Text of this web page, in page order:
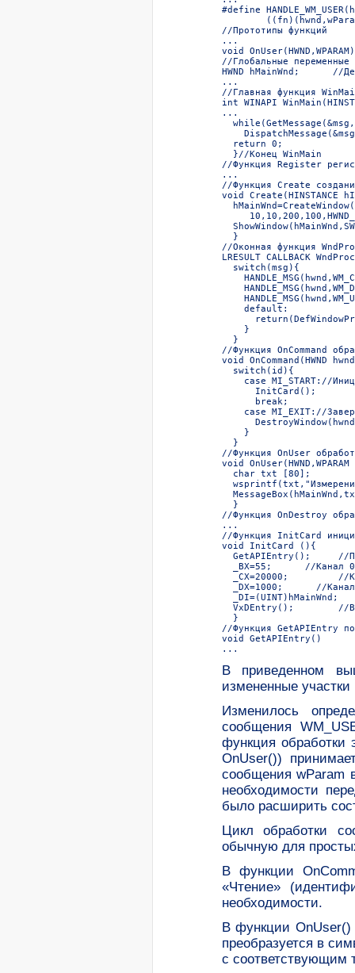
#define
((fn)(hwnd,wParam),
//Прототипы функций
...
void
//Глобальные
HWND hMainWnd;
...
//Главная функция
int WINAPI
...
return 0;
}//Конец WinMain
//Функция Register
...
//Функция Create
void
}
//Оконная функция
LRESULT CALLBACK
switch(msg){
default:
}
}
//Функция OnCommand
void OnCommand(HWND
switch(id){
case MI_START://
InitCard();
break;
case MI_EXIT://
}
}
//Функция OnUser
void
char txt [80];
wsprintf(txt,"Измерения
}
//Функция OnDestroy
...
//Функция InitCard
void InitCard (){
GetAPIEntry();     //
_BX=55;      //
_CX=20000;         //
_DX=1000;      //
_DI=(UINT)hMainWnd;
VxDEntry();        //
}
//Функция GetAPIEntry
void GetAPIEntry()
...
В приведенном
измененные
Изменилось
сообщения
функция обработки
OnUser())
сообщения wParam
необходимости
было расширить
Цикл обработки
обычную для
В функции
«Чтение»
необходимости.
В функции OnUser()
преобразуется в
с соответствующим